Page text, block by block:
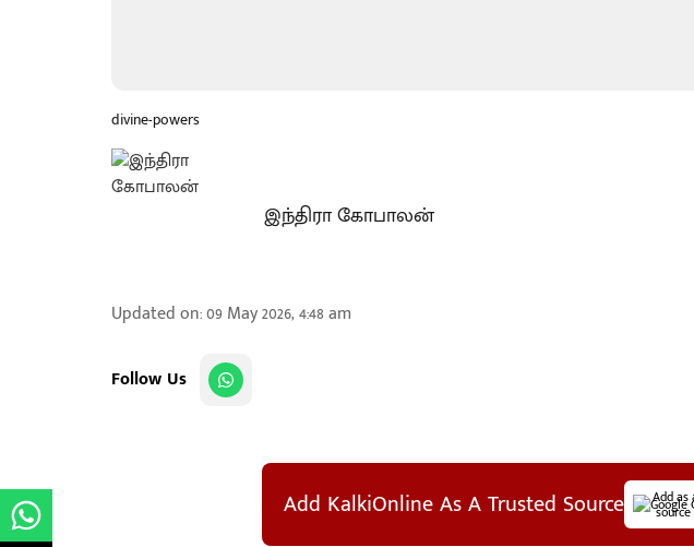
divine-powers
இந்திரா கோபாலன்
Updated on:09 May 2026, 4:48 am
Follow Us
Add KalkiOnline As A Trusted Source Add as